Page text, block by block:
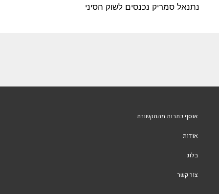
נתנאל סמריק נכנסים לשוק הסיני​
אוסף כתבות מהתקשורת
אודות
בלוג
צור קשר